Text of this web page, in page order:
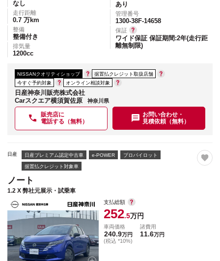
なし
走行距離
0.7 万km
整備
整備付き
排気量
1200cc
あり
管理番号
1300-38F-14658
保証
ワイド保証 保証期間:2年(走行距
離無制限)
NISSANクオリティショップ
据置払クレジット取扱店舗
今すぐ予約対象
オンライン相談対象
日産神奈川販売株式会社
Carスクエア横須賀佐原
神奈川県
販売店に
電話する（無料）
お問い合わせ・
見積依頼（無料）
日産 日産プレミアム認定中古車 e-POWER プロパイロット
据置払クレジット対象車
ノート
1.2 X 弊社元展示・試乗車
支払総額
252.5万円
車両価格
240.9万円
(税込 *10%)
諸費用
11.6万円